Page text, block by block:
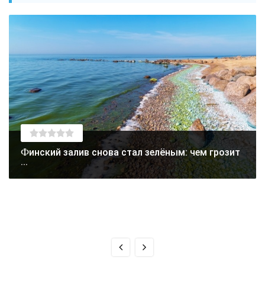
Финский залив снова стал зелёным: чем грозит
...